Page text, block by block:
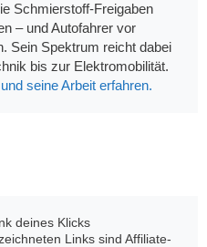
Schmierstoff-Freigaben
– und Autofahrer vor
Sein Spektrum reicht dabei
bis zur Elektromobilität.
seine Arbeit erfahren.
deines Klicks
Links sind Affiliate-